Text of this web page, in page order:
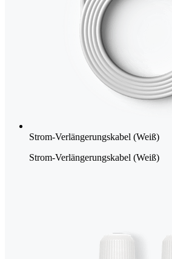
Strom-Verlängerungskabel (Weiß)
Strom-Verlängerungskabel (Weiß)